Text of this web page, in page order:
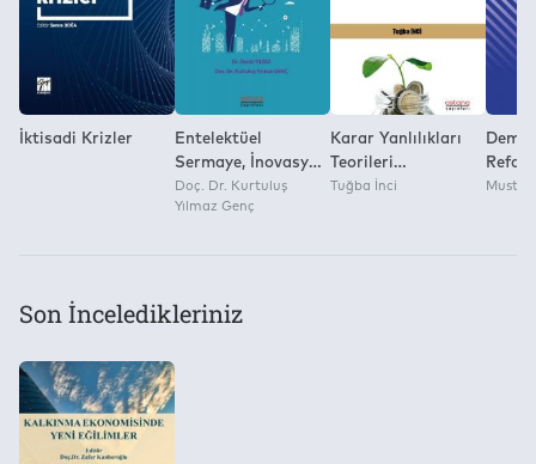
İktisadi Krizler
Entelektüel
Sermaye, İnovasyon
ve Rekabet
Üstünlüğü
Doç. Dr. Kurtuluş
Yılmaz Genç
Karar Yanlılıkları
Teorileri
Kapsamında Lisans
Tuğba İnci
Son İnceledikleriniz